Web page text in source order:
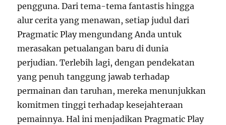
pengguna. Dari tema-tema fantastis hingga
alur cerita yang menawan, setiap judul dari
Pragmatic Play mengundang Anda untuk
merasakan petualangan baru di dunia
perjudian. Terlebih lagi, dengan pendekatan
yang penuh tanggung jawab terhadap
permainan dan taruhan, mereka menunjukkan
komitmen tinggi terhadap kesejahteraan
pemainnya. Hal ini menjadikan Pragmatic Play